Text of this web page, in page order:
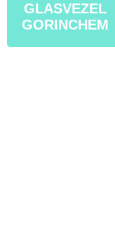
GLASVEZEL
GORINCHEM